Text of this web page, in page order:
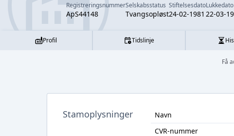
Registreringsnummer
ApS44148
Selskabsstatus
Tvangsopløst
Stiftelsesdato
24-02-1981
Lukkedato
22-03-
Profil Tidslinje
Få
Stamoplysninger Navn
CVR-nummer